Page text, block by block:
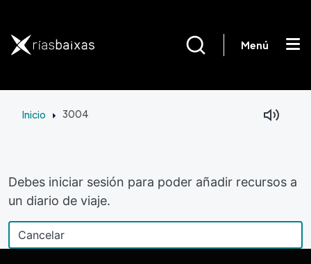
Menú
Inicio 3004
Debes iniciar sesión para poder añadir recursos a
un diario de viaje.